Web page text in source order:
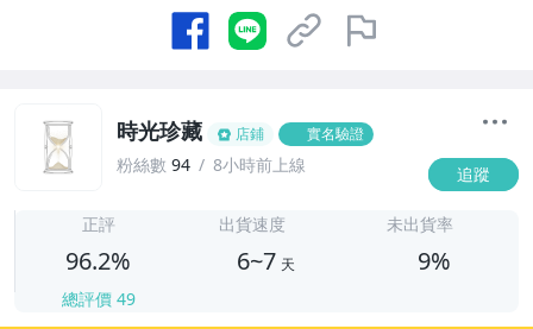
時光珍藏 店鋪 實名驗證
粉絲數 94 8小時前上線 追蹤
正評
96.2%
總評價 49
出貨速度
6~7 天
未出貨率
9%